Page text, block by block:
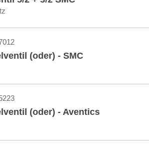
(oder) - SMC
(oder) - Aventics